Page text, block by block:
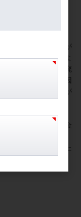
きたNY金に、昨日
習近平の直接対話が
大きな影響を与えよ
じめ、など）の撤廃
ば、金には上昇要因
価格には下落圧力が
たせず、じっくり金
っては、「あたふた